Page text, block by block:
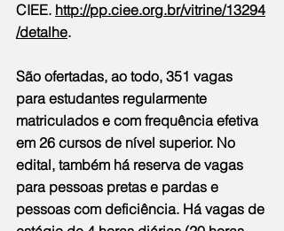
CIEE. http://pp.ciee.org.br/vitrine/13294
/detalhe.
São ofertadas, ao todo, 351 vagas
para estudantes regularmente
matriculados e com frequência efetiva
em 26 cursos de nível superior. No
edital, também há reserva de vagas
para pessoas pretas e pardas e
pessoas com deficiência. Há vagas de